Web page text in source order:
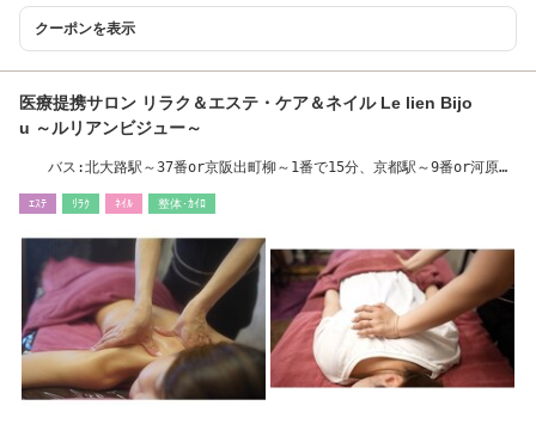
クーポンを表示
医療提携サロン リラク＆エステ・ケア＆ネイル Le lien Bijo
u ～ルリアンビジュー～
バス:北大路駅～37番or京阪出町柳～1番で15分、京都駅～9番or河原町
ｴｽﾃ ﾘﾗｸ ﾈｲﾙ 整体･ｶｲﾛ